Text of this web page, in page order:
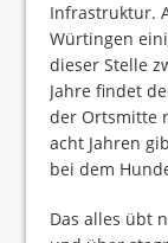
Infrastruktur.
Würtingen
dieser Stelle
Jahre findet
der Ortsmitte
acht Jahren
bei dem
Das alles übt